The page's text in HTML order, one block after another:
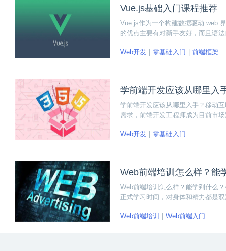
Vue.js基础入门课程推荐
Vue.js作为一个构建数据驱动 web
的优点主要有对新手友好，而且语
Web开发
零基础入门 前端框架
学前端开发应该从哪里入
学前端开发应该从哪里入手？移动
需求，前端开发工程师成为目前市
Web开发
零基础入门
Web前端培训怎么样？能
Web前端培训怎么样？能学到什么
正式学习时间，对身体和精力都是
Web前端培训
Web前端入门